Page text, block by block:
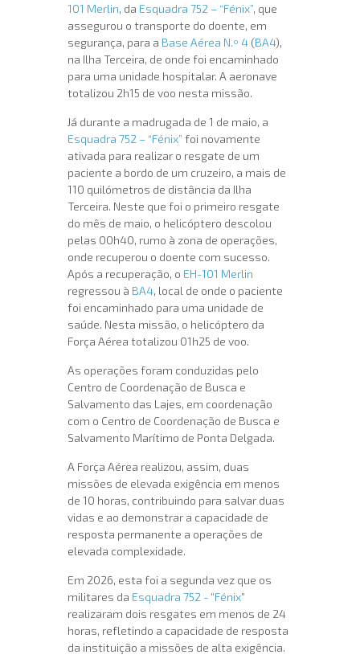
101 Merlin, da Esquadra 752 – “Fénix”, que
assegurou o transporte do doente, em
segurança, para a Base Aérea N.º 4 (BA4),
na Ilha Terceira, de onde foi encaminhado
para uma unidade hospitalar. A aeronave
totalizou 2h15 de voo nesta missão.
Já durante a madrugada de 1 de maio, a
Esquadra 752 – “Fénix” foi novamente
ativada para realizar o resgate de um
paciente a bordo de um cruzeiro, a mais de
110 quilómetros de distância da Ilha
Terceira. Neste que foi o primeiro resgate
do mês de maio, o helicóptero descolou
pelas 00h40, rumo à zona de operações,
onde recuperou o doente com sucesso.
Após a recuperação, o EH-101 Merlin
regressou à BA4, local de onde o paciente
foi encaminhado para uma unidade de
saúde. Nesta missão, o helicóptero da
Força Aérea totalizou 01h25 de voo.
As operações foram conduzidas pelo
Centro de Coordenação de Busca e
Salvamento das Lajes, em coordenação
com o Centro de Coordenação de Busca e
Salvamento Marítimo de Ponta Delgada.
A Força Aérea realizou, assim, duas
missões de elevada exigência em menos
de 10 horas, contribuindo para salvar duas
vidas e ao demonstrar a capacidade de
resposta permanente a operações de
elevada complexidade.
Em 2026, esta foi a segunda vez que os
militares da Esquadra 752 - "Fénix"
realizaram dois resgates em menos de 24
horas, refletindo a capacidade de resposta
da instituição a missões de alta exigência.